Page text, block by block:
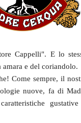
Cappelli". E lo
amara e del coriandolo.
Come sempre, il
nuove, fa di